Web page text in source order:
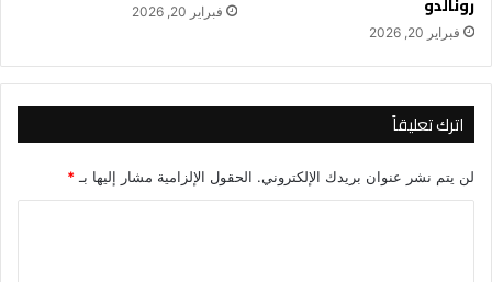
فبراير 20, 2026
فبراير 20, 2026
اترك تعليقاً
لن يتم نشر عنوان بريدك الإلكتروني. الحقول الإلزامية مشار إليها بـ *